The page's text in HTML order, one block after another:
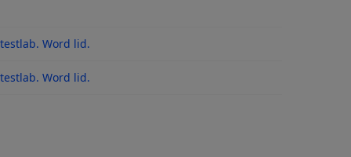
Word lid.
updatesWord lid.